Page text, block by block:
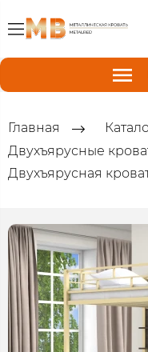
Главная
Двухъярусные
Двухъярусная